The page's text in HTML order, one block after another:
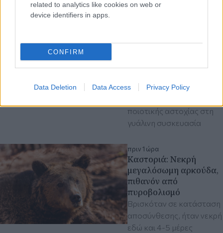
related to analytics like cookies on web or
device identifiers in apps.
CONFIRM
Data Deletion Data Access Privacy Policy
ανάκληση προϊόντος
συγκεκριμένη παρτίδα,
ποιοτικής αστοχίας στη
γυάλινη συσκευασία
πριν 1 ώρα
Kαστοριά: Νεκρή
μεγαλόσωμη αρκούδα,
πιθανόν από
πυροβολισμό
Βρισκόταν σε κατάσταση
αποσύνθεσης, ήταν νεκρή
εδώ και 4-5 μέρες